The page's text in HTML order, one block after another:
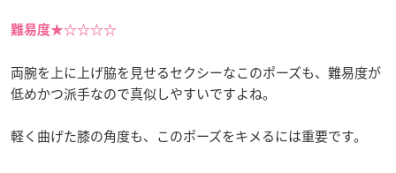
難易度★☆☆☆☆
両腕を上に上げ脇を見せるセクシーなこのポーズも、難易度が
低めかつ派手なので真似しやすいですよね。
軽く曲げた膝の角度も、このポーズをキメるには重要です。